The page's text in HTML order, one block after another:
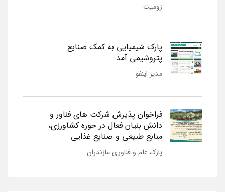
زومیت
پارک شیمیایی به کمک صنایع
پتروشیمی آمد
مدیر اینفو
فراخوان پذیرش شرکت های فناور و
دانش بنیان فعال در حوزه کشاورزی،
منابع طبیعی و صنایع غذایی
پارک علم و فناوری مازندران